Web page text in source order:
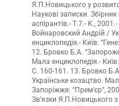
Я.П.Новицького у
Наукові записки.
аспірантів.- Т.7.- К.,
Войнаровский Андрій /
енциклопедія.- Київ:
12. Бровко Б.А.
Мала енциклопедія.-
С. 160-161. 13. Бровко
Українське козацтво.
Запоріжжя: “Прем’єр”,
Зв’язки Я.П.Новицького